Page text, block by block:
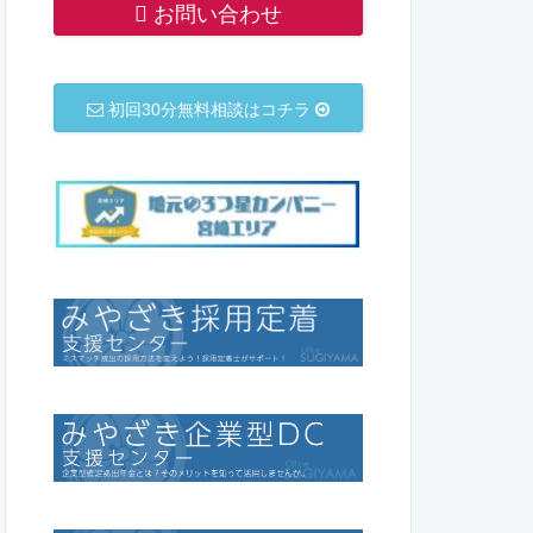
お問い合わせ
初回30分無料相談はコチラ